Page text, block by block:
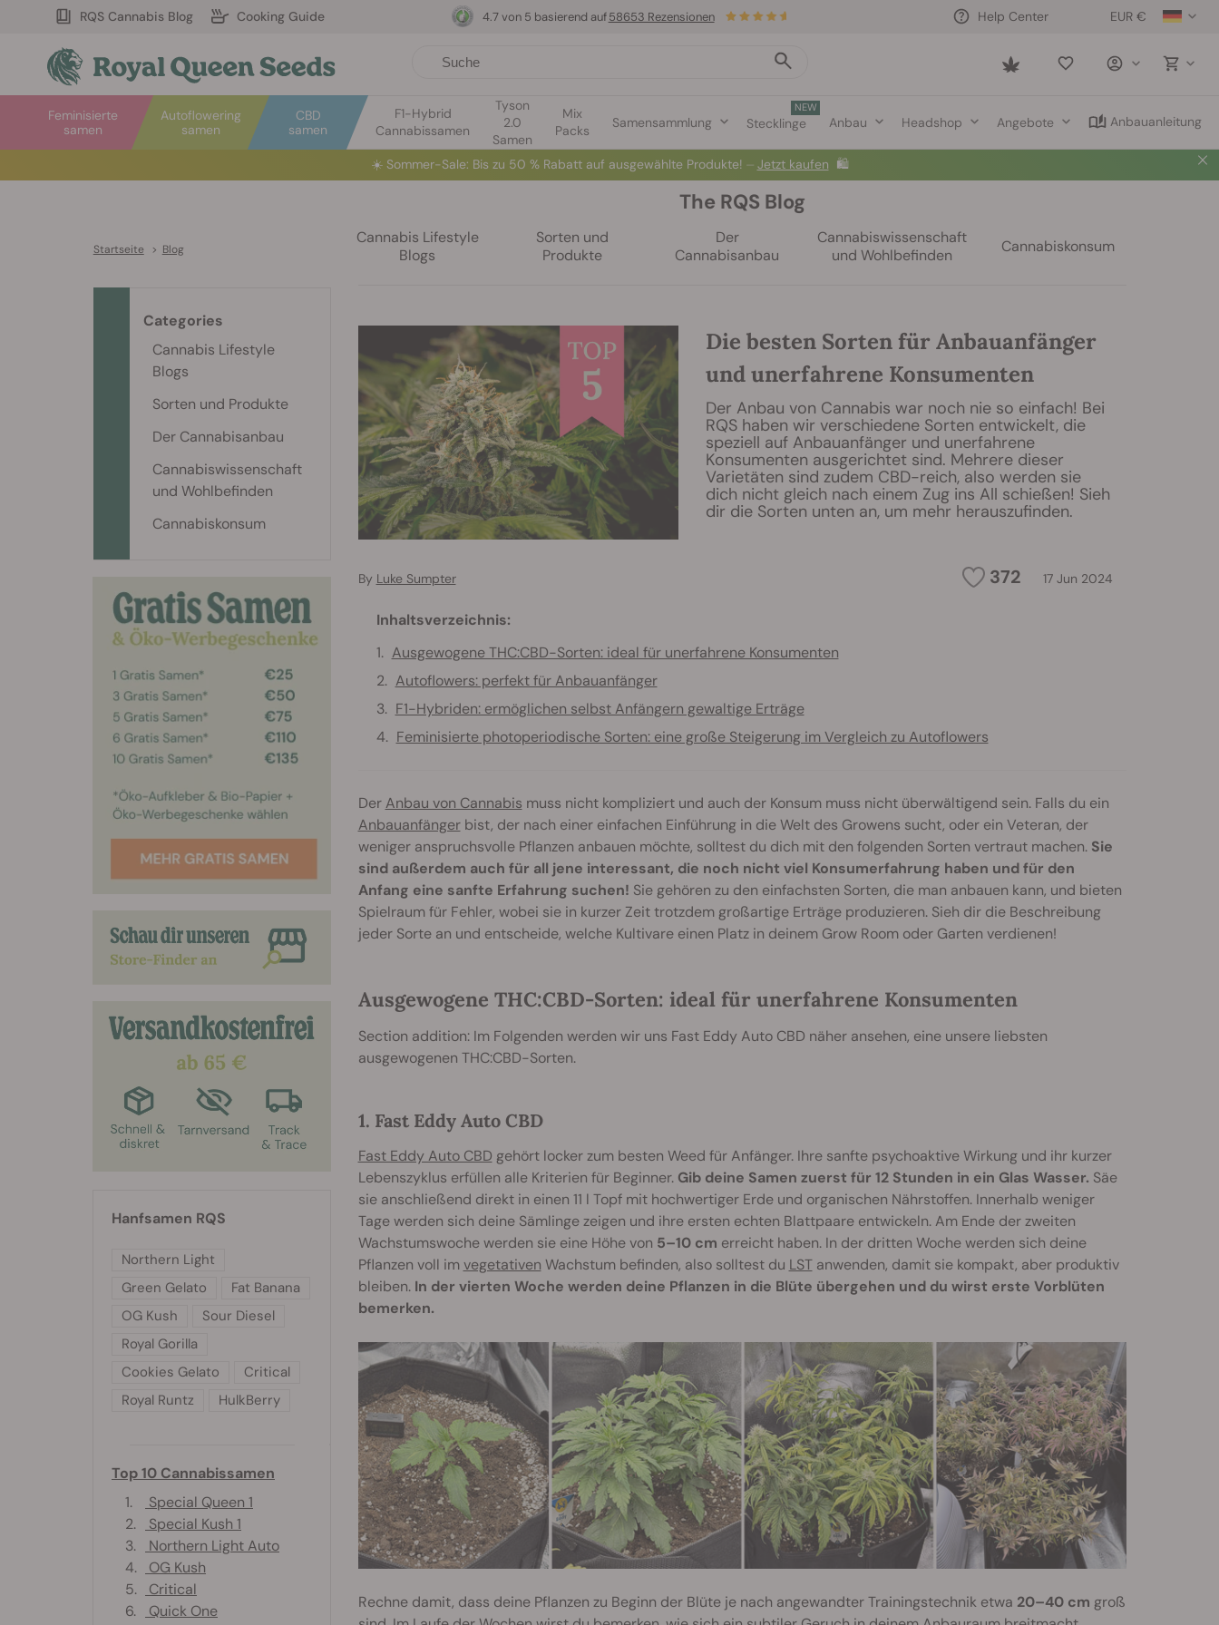
RQS Cannabis Blog Cooking Guide EUR €
Help Center
Saved
Autoflowering
samen
Feminisierte
samen
CBD
samen
F1-Hybrid
Cannabissamen
Tyson
2.0
Samen
Mix
Packs
Samensammlung
NEW
Stecklinge Anbau Headshop Angebote Anbauanleitung
4.7 von 5 basierend auf 58653 Rezensionen
☀️Sommer-Sale: Bis zu 50 % Rabatt auf ausgewählte Produkte! ⏤ Jetzt kaufen 🛍️
Startseite > Blog
The RQS Blog
Cannabis Lifestyle
Blogs
Sorten und
Produkte
Der
Cannabisanbau
Cannabiswissenschaft
und Wohlbefinden
Cannabiskonsum
Die besten Sorten für Anbauanfänger
und unerfahrene Konsumenten
Der Anbau von Cannabis war noch nie so einfach! Bei
RQS haben wir verschiedene Sorten entwickelt, die
speziell auf Anbauanfänger und unerfahrene
Konsumenten ausgerichtet sind. Mehrere dieser
Varietäten sind zudem CBD-reich, also werden sie
dich nicht gleich nach einem Zug ins All schießen! Sieh
dir die Sorten unten an, um mehr herauszufinden.
372 17 Jun 2024
By Luke Sumpter
Inhaltsverzeichnis:
Ausgewogene THC:CBD-Sorten: ideal für unerfahrene Konsumenten
Autoflowers: perfekt für Anbauanfänger
F1-Hybriden: ermöglichen selbst Anfängern gewaltige Erträge
Feminisierte photoperiodische Sorten: eine große Steigerung im Vergleich zu Autoflowers
DerAnbau von Cannabis muss nicht kompliziert und auch der Konsum muss nicht überwältigend sein. Falls du ein
Anbauanfängerbist, der nach einer einfachen Einführung in die Welt des Growens sucht, oder ein Veteran, der
weniger anspruchsvolle Pflanzen anbauen möchte, solltest du dich mit den folgenden Sorten vertraut machen. Sie
sind außerdem auch für all jene interessant, die noch nicht viel Konsumerfahrung haben und für den
Anfang eine sanfte Erfahrung suchen! Sie gehören zu den einfachsten Sorten, die man anbauen kann, und bieten
Spielraum für Fehler, wobei sie in kurzer Zeit trotzdem großartige Erträge produzieren. Sieh dir die Beschreibung
jeder Sorte an und entscheide, welche Kultivare einen Platz in deinem Grow Room oder Garten verdienen!
Ausgewogene THC:CBD-Sorten: ideal für unerfahrene Konsumenten
Section addition: Im Folgenden werden wir uns Fast Eddy Auto CBD näher ansehen, eine unsere liebsten
ausgewogenen THC:CBD-Sorten.
1. Fast Eddy Auto CBD
Fast Eddy Auto CBD gehört locker zum besten Weed für Anfänger. Ihre sanfte psychoaktive Wirkung und ihr kurzer
Lebenszyklus erfüllen alle Kriterien für Beginner. Gib deine Samen zuerst für 12 Stunden in ein Glas Wasser. Säe
sie anschließend direkt in einen 11 l Topf mit hochwertiger Erde und organischen Nährstoffen. Innerhalb weniger
Tage werden sich deine Sämlinge zeigen und ihre ersten echten Blattpaare entwickeln. Am Ende der zweiten
Wachstumswoche werden sie eine Höhe von 5–10 cm erreicht haben. In der dritten Woche werden sich deine
Pflanzen voll imvegetativen Wachstum befinden, also solltest du LSTanwenden, damit sie kompakt, aber produktiv
bleiben. In der vierten Woche werden deine Pflanzen in die Blüte übergehen und du wirst erste Vorblüten
bemerken.
Rechne damit, dass deine Pflanzen zu Beginn der Blüte je nach angewandter Trainingstechnik etwa 20–40 cm groß
Categories
Cannabis Lifestyle
Blogs
Sorten und Produkte
Der Cannabisanbau
Cannabiswissenschaft
und Wohlbefinden
Cannabiskonsum
Hanfsamen RQS
Northern Light
Green Gelato
Fat Banana
OG Kush
Sour Diesel
Royal Gorilla
Cookies Gelato
Critical
Royal Runtz
HulkBerry
Top 10 Cannabissamen
1.
Special Queen 1
2.
Special Kush 1
3.
Northern Light Auto
4.
OG Kush
5.
Critical
6.
Quick One